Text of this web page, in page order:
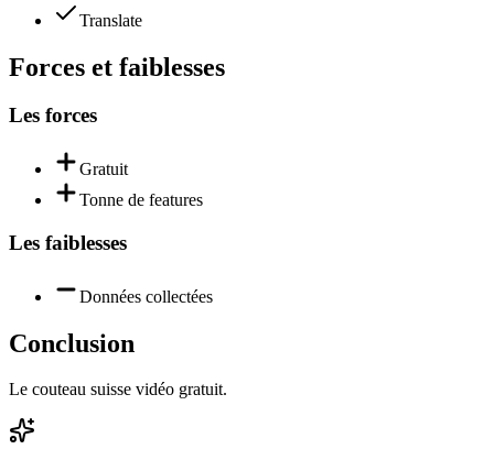
Translate
Forces et faiblesses
Les forces
Gratuit
Tonne de features
Les faiblesses
Données collectées
Conclusion
Le couteau suisse vidéo gratuit.